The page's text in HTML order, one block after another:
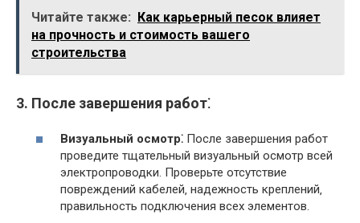
Читайте также: Как карьерный песок влияет
на прочность и стоимость вашего
строительства
3. После завершения работ⁚
Визуальный осмотр⁚ После завершения работ
проведите тщательный визуальный осмотр всей
электропроводки. Проверьте отсутствие
повреждений кабелей‚ надежность креплений‚
правильность подключения всех элементов.